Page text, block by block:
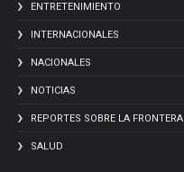
ENTRETENIMIENTO
INTERNACIONALES
NACIONALES
NOTICIAS
REPORTES SOBRE LA FRONTERA
SALUD